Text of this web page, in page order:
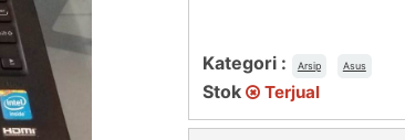
Kategori : Arsip Asus
Stok Terjual